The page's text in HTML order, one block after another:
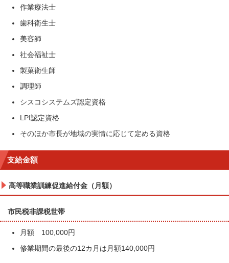
作業療法士
歯科衛生士
美容師
社会福祉士
製菓衛生師
調理師
シスコシステムズ認定資格
LPI認定資格
そのほか市長が地域の実情に応じて定める資格
支給金額
高等職業訓練促進給付金（月額）
市民税非課税世帯
月額 100,000円
修業期間の最後の12カ月は月額140,000円